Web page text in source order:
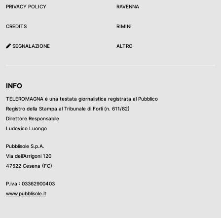
PRIVACY POLICY
CREDITS
SEGNALAZIONE
RAVENNA
RIMINI
ALTRO
INFO
TELEROMAGNA è una testata giornalistica registrata al Pubblico
Registro della Stampa al Tribunale di Forli (n. 611/82)
Direttore Responsabile
Ludovico Luongo
Pubblisole S.p.A.
Via dell’Arrigoni 120
47522 Cesena (FC)
P.iva : 03362900403
www.pubblisole.it